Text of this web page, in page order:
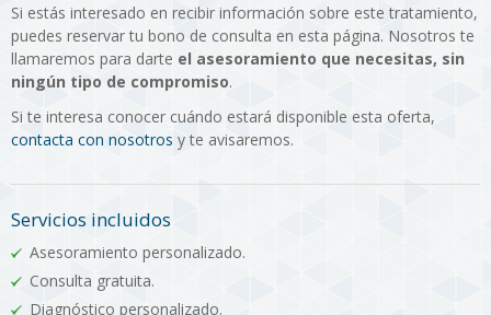
Si estás interesado en recibir información sobre este tratamiento,
puedes reservar tu bono de consulta en esta página. Nosotros te
llamaremos para darte el asesoramiento que necesitas, sin
ningún tipo de compromiso.
Si te interesa conocer cuándo estará disponible esta oferta,
contacta con nosotros y te avisaremos.
Servicios incluidos
Asesoramiento personalizado.
Consulta gratuita.
Diagnóstico personalizado.